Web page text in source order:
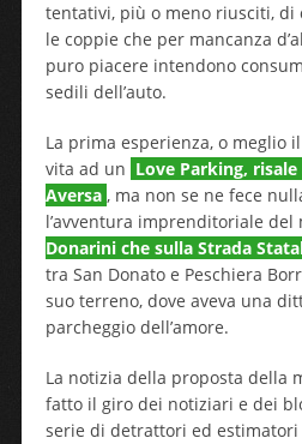
tentativi, più o meno riusciti,
le coppie che per mancanza
puro piacere intendono
sedili dell’auto.
La prima esperienza, o meglio
vita ad un Love Parking,
Aversa , ma non se ne fece
l’avventura imprenditoriale del
Donarini che sulla Strada
tra San Donato e Peschiera
suo terreno, dove aveva una
parcheggio dell’amore.
La notizia della proposta della
fatto il giro dei notiziari e dei
serie di detrattori ed estimatori